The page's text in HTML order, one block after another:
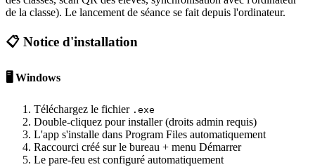
de la classe). Le lancement de séance se fait depuis l'ordinateur.
📋 Notice d'installation
🖥️ Windows
Téléchargez le fichier .exe
Double-cliquez pour installer (droits admin requis)
L'app s'installe dans Program Files automatiquement
Raccourci créé sur le bureau + menu Démarrer
Le pare-feu est configuré automatiquement